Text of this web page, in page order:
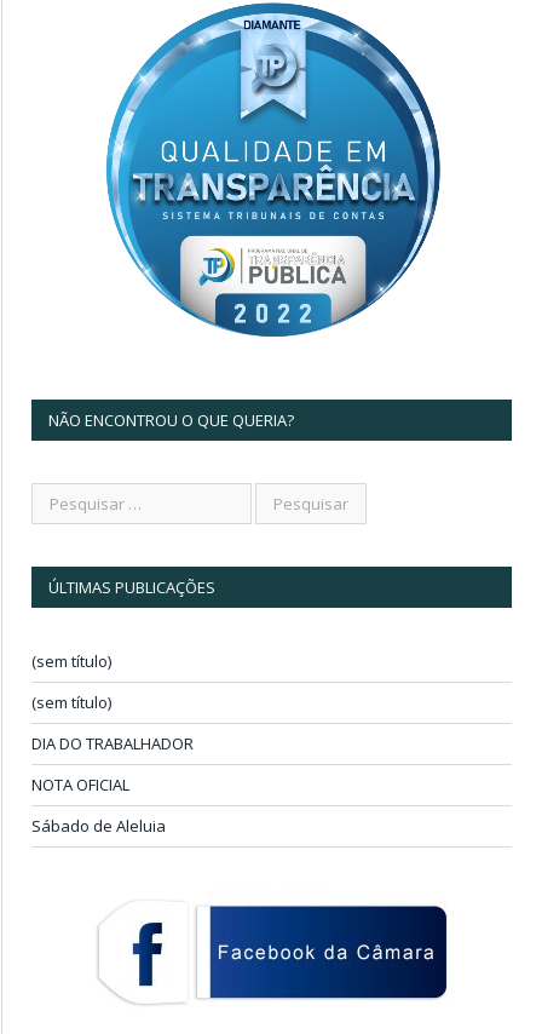
NÃO ENCONTROU O QUE QUERIA?
ÚLTIMAS PUBLICAÇÕES
(sem título)
(sem título)
DIA DO TRABALHADOR
NOTA OFICIAL
Sábado de Aleluia